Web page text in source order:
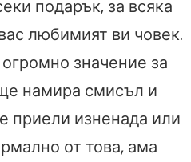
подарък, за всяка
любимият ви човек.
значение за
ще намира смисъл и
приели изненада или
от това, ама